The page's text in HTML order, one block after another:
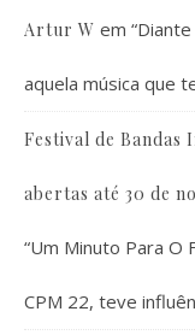
Artur W em
aquela música que
Festival de Bandas
abertas até 30 de
“Um Minuto Para O
CPM 22, teve